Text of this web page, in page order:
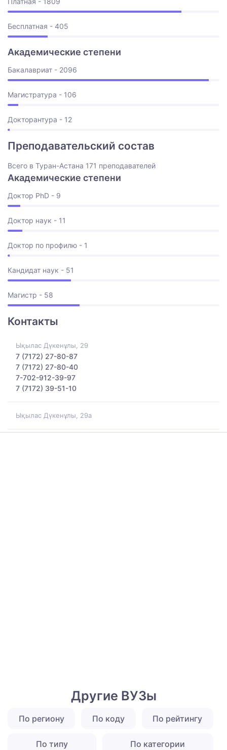
Бесплатная - 405
Академические степени
Бакалавриат - 2096
Магистратура - 106
Докторантура - 12
Преподавательский состав
Всего в Туран-Астана 171 преподавателей
Академические степени
Доктор PhD - 9
Доктор наук - 11
Доктор по профилю - 1
Кандидат наук - 51
Магистр - 58
Контакты
Ықылас Дүкенұлы, 29
7 (7172) 27-80-87
7 (7172) 27-80-40
7-702-912-39-97
7 (7172) 39-51-10
Ықылас Дүкенұлы, 29а
Другие ВУЗы
По региону По коду По рейтингу
По типу По категории